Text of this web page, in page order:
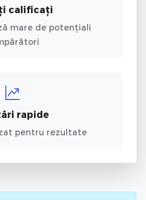
calificați
mare de potențiali
rapide
pentru rezultate